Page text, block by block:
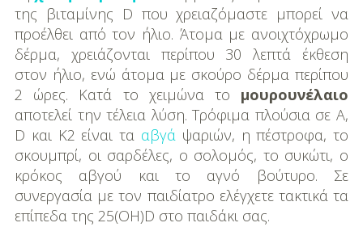
της βιταμίνης D που χρειαζόμαστε μπορεί να
προέλθει από τον ήλιο. Άτομα με ανοιχτόχρωμο
δέρμα, χρειάζονται περίπου 30 λεπτά έκθεση
στον ήλιο, ενώ άτομα με σκούρο δέρμα περίπου
2 ώρες. Κατά το χειμώνα το μουρουνέλαιο
αποτελεί την τέλεια λύση. Τρόφιμα πλούσια σε A,
D και Κ2 είναι τα αβγάψαριών, η πέστροφα, το
σκουμπρί, οι σαρδέλες, ο σολομός, το συκώτι, ο
κρόκος αβγού και το αγνό βούτυρο. Σε
συνεργασία με τον παιδίατρο ελέγχετε τακτικά τα
επίπεδα της 25(OH)D στο παιδάκι σας.